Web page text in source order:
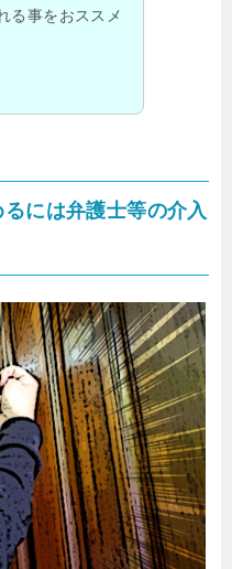
る事をおススメ
には弁護士等の介入